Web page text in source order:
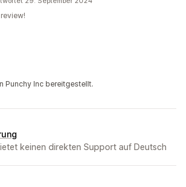
Punchy Inc bereitgestellt.
keinen direkten Support auf Deutsch